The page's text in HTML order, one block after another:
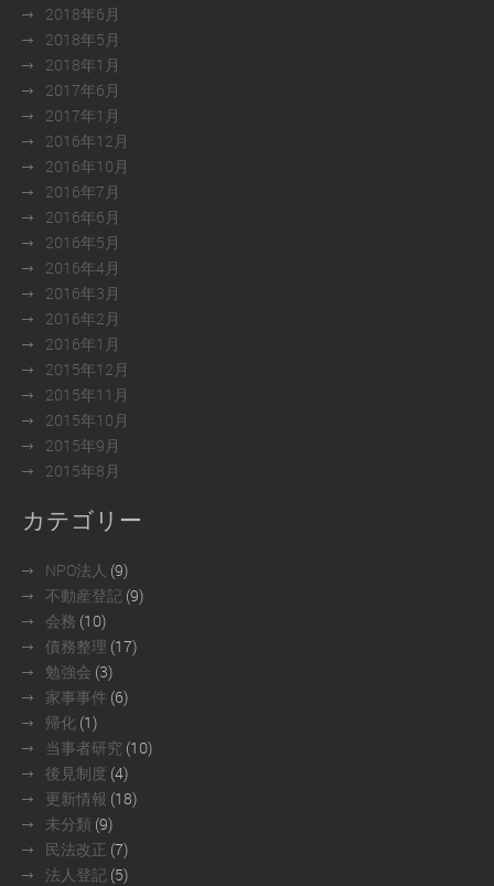
2018年6月
2018年5月
2018年1月
2017年6月
2017年1月
2016年12月
2016年10月
2016年7月
2016年6月
2016年5月
2016年4月
2016年3月
2016年2月
2016年1月
2015年12月
2015年11月
2015年10月
2015年9月
2015年8月
カテゴリー
NPO法人 (9)
不動産登記 (9)
会務 (10)
債務整理 (17)
勉強会 (3)
家事事件 (6)
帰化 (1)
当事者研究 (10)
後見制度 (4)
更新情報 (18)
未分類 (9)
民法改正 (7)
法人登記 (5)